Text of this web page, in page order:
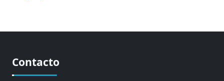
Contacto